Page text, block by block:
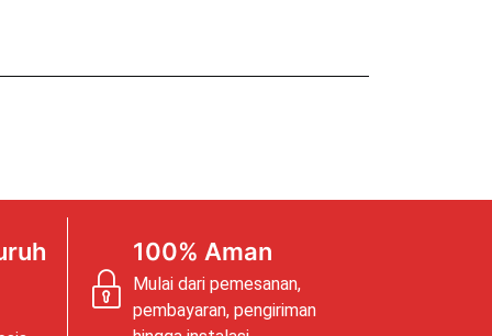
100% Aman
Mulai dari pemesanan,
pembayaran, pengiriman